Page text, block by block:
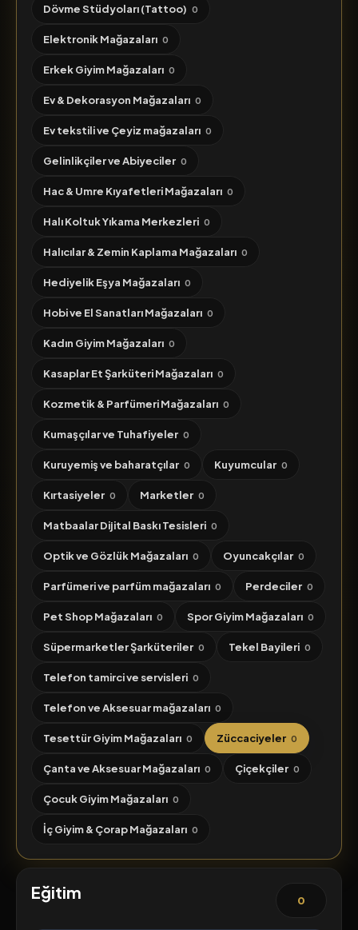
Dövme Stüdyoları (Tattoo) 0
Elektronik Mağazaları 0
Erkek Giyim Mağazaları 0
Ev & Dekorasyon Mağazaları 0
Ev tekstili ve Çeyiz mağazaları 0
Gelinlikçiler ve Abiyeciler 0
Hac & Umre Kıyafetleri Mağazaları 0
Halı Koltuk Yıkama Merkezleri 0
Halıcılar & Zemin Kaplama Mağazaları 0
Hediyelik Eşya Mağazaları 0
Hobi ve El Sanatları Mağazaları 0
Kadın Giyim Mağazaları 0
Kasaplar Et Şarküteri Mağazaları 0
Kozmetik & Parfümeri Mağazaları 0
Kumaşçılar ve Tuhafiyeler 0
Kuruyemiş ve baharatçılar 0 Kuyumcular 0
Kırtasiyeler 0 Marketler 0
Matbaalar Dijital Baskı Tesisleri 0
Optik ve Gözlük Mağazaları 0 Oyuncakçılar 0
Parfümeri ve parfüm mağazaları 0 Perdeciler 0
Pet Shop Mağazaları 0 Spor Giyim Mağazaları 0
Süpermarketler Şarküteriler 0 Tekel Bayileri 0
Telefon tamirci ve servisleri 0
Telefon ve Aksesuar mağazaları 0
Tesettür Giyim Mağazaları 0 Züccaciyeler 0
Çanta ve Aksesuar Mağazaları 0 Çiçekçiler 0
Çocuk Giyim Mağazaları 0
İç Giyim & Çorap Mağazaları 0
Eğitim 0